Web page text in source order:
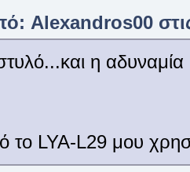
Alexandros00
η αδυναμία
το LYA-L29 μου